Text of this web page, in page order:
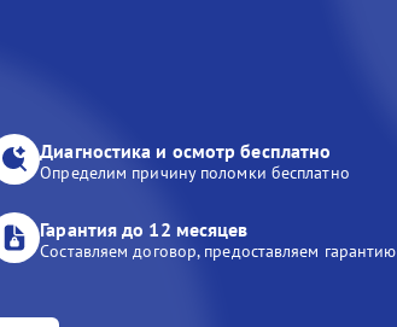
Диагностика и осмотр бесплатно
Определим причину поломки бесплатно
Гарантия до 12 месяцев
Составляем договор, предоставляем гарантию